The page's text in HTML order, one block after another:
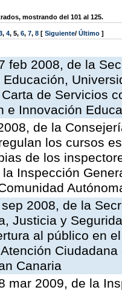
mostrando del 101 al 125.
, 4, 5, 6, 7, 8 [ Siguiente/ Último ]
feb 2008, de la
de Servicios
e Innovación
de la
los cursos
de los
Inspección
2008, de la
Justicia y
al público en
Canaria
mar 2009, de la